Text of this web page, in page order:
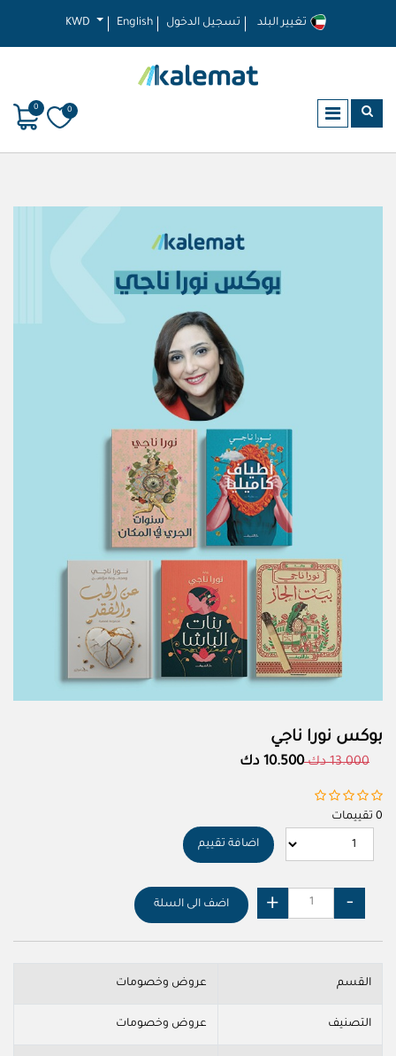
KWD English تسجيل الدخول
0
0
بوكس نورا ناجي
13.000 دك 10.500 دك
0 تقييمات
اضافة تقييم
اضف الى السلة
القسم عروض وخصومات
التصنيف عروض وخصومات